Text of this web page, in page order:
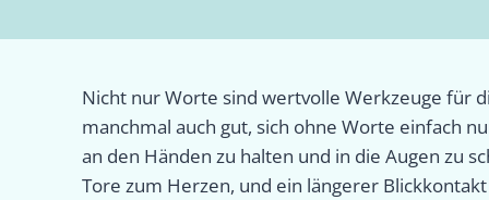
Nicht nur Worte sind wertvolle Werkzeuge für
manchmal auch gut, sich ohne Worte einfach
an den Händen zu halten und in die Augen zu
Tore zum Herzen, und ein längerer